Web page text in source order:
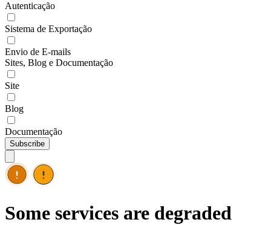
Autenticação
Sistema de Exportação
Envio de E-mails
Sites, Blog e Documentação
Site
Blog
Documentação
Subscribe
Some services are degraded